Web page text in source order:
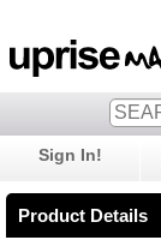
Sign In!
Product Details